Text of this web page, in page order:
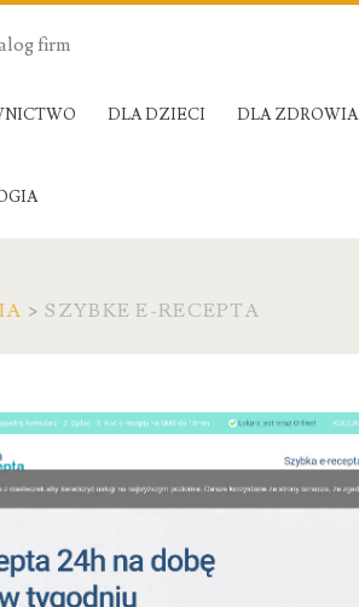
firm
DLA DZIECI DLA ZDROWIA
>SZYBKE E-RECEPTA